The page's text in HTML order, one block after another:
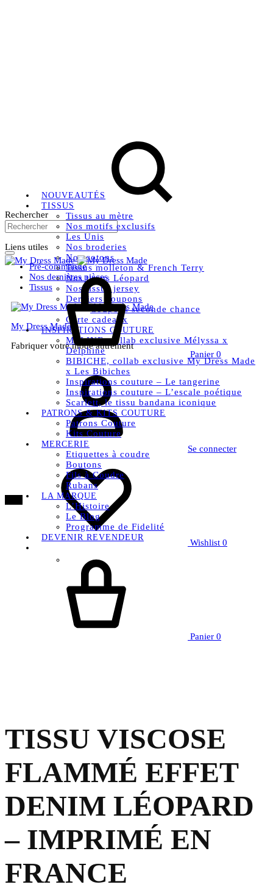
Rechercher
Liens utiles
Pré-commande
Nos dernières pièces
Tissus
My Dress Made
Fabriquer votre mode autrement
Se connecter
Wishlist 0
Panier 0
NOUVEAUTÉS
TISSUS
Tissus au mètre
Nos motifs exclusifs
Les Unis
Nos broderies
Nos cotons
Tissus molleton & French Terry
Nos tissus Léopard
Nos tissus jersey
Derniers coupons
Coupons seconde chance
Carte cadeaux
INSPIRATIONS COUTURE
MELINE, collab exclusive Mélyssa x
Delphine
BIBICHE, collab exclusive My Dress Made
x Les Bibiches
Inspirations couture – Le tangerine
Inspirations couture – L’escale poétique
Scarlett, le tissu bandana iconique
PATRONS & KITS COUTURE
Patrons Couture
Kits Couture
MERCERIE
Etiquettes à coudre
Boutons
Fils à Coudre
Rubans
LA MARQUE
L’Histoire
Le Blog
Programme de Fidelité
DEVENIR REVENDEUR
Panier 0
TISSU VISCOSE
FLAMMÉ EFFET
DENIM LÉOPARD
– IMPRIMÉ EN
FRANCE